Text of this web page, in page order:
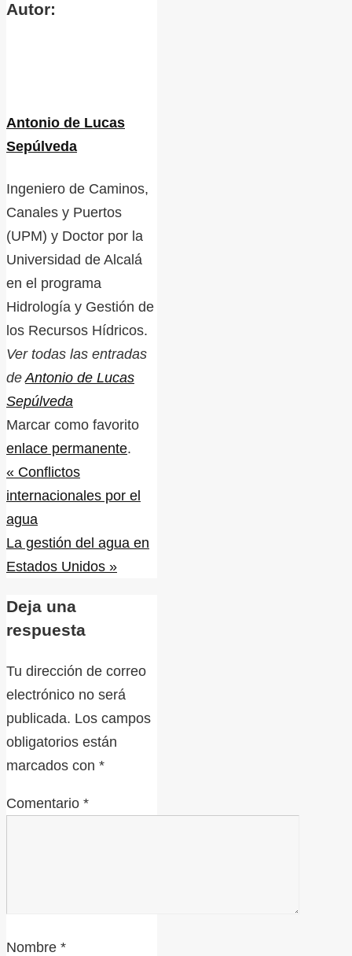
Autor:
Antonio de Lucas
Sepúlveda
Ingeniero de Caminos,
Canales y Puertos
(UPM) y Doctor por la
Universidad de Alcalá
en el programa
Hidrología y Gestión de
los Recursos Hídricos.
Ver todas las entradas
de Antonio de Lucas
Sepúlveda
Marcar como favorito
enlace permanente.
« Conflictos
internacionales por el
agua
La gestión del agua en
Estados Unidos »
Deja una
respuesta
Tu dirección de correo
electrónico no será
publicada. Los campos
obligatorios están
marcados con *
Comentario *
Nombre *